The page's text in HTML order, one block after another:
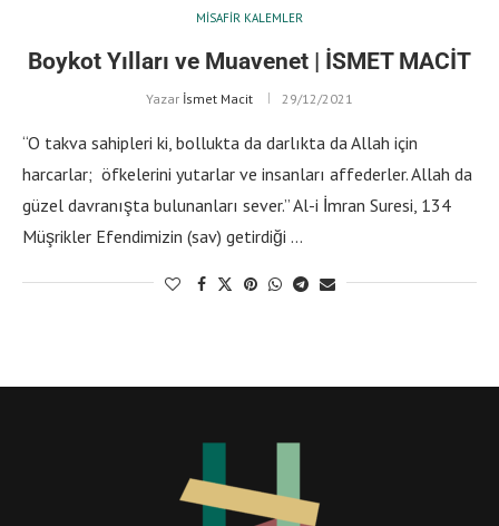
MISAFIR KALEMLER
Boykot Yılları ve Muavenet | İSMET MACİT
Yazar İsmet Macit 29/12/2021
“O takva sahipleri ki, bollukta da darlıkta da Allah için
harcarlar; öfkelerini yutarlar ve insanları affederler. Allah da
güzel davranışta bulunanları sever.” Al-i İmran Suresi, 134
Müşrikler Efendimizin (sav) getirdiği …